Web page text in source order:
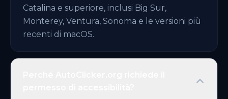
Catalina e superiore, inclusi Big Sur,
Monterey, Ventura, Sonoma e le versioni più
recenti di macOS.